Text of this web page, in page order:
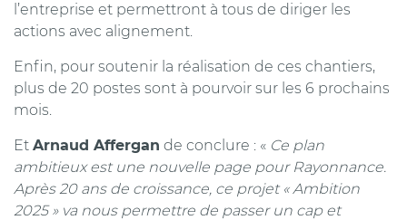
l’entreprise et permettront à tous de diriger les
actions avec alignement.
Enfin, pour soutenir la réalisation de ces chantiers,
plus de 20 postes sont à pourvoir sur les 6 prochains
mois.
Et Arnaud Affergan de conclure : « Ce plan
ambitieux est une nouvelle page pour Rayonnance.
Après 20 ans de croissance, ce projet « Ambition
2025 » va nous permettre de passer un cap et